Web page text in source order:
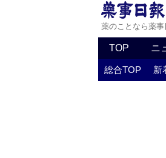
薬のことなら薬
TOP ニ
総合TOP 新